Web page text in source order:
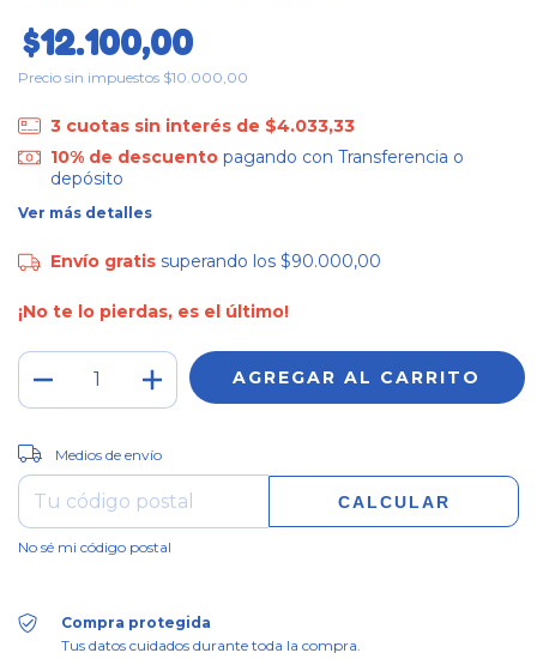
$12.100,00
Precio sin impuestos $10.000,00
3 cuotas sin interés de $4.033,33
10% de descuentopagando con Transferencia o
depósito
Ver más detalles
Envío gratis superando los $90.000,00
¡No te lo pierdas, es el último!
Entregas para el CP:
Medios de envío
CALCULAR
No sé mi código postal
Compra protegida
Tus datos cuidados durante toda la compra.